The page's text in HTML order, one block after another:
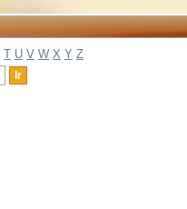
T U V W X Y Z